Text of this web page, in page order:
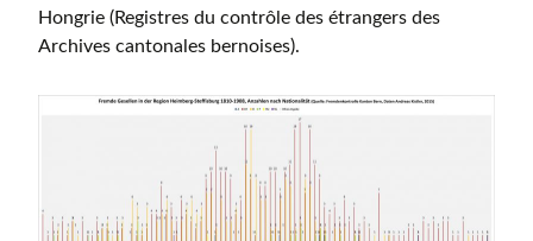
Hongrie (Registres du contrôle des étrangers des
Archives cantonales bernoises).